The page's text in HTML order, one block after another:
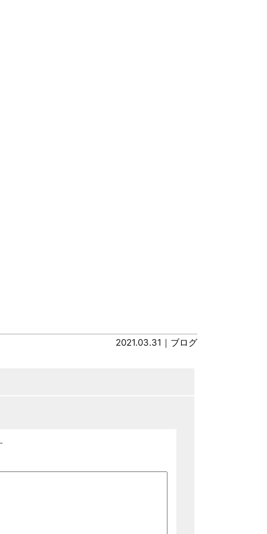
2021.03.31｜ ブログ